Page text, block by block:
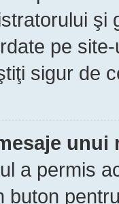
şi
pe
sigur de
unui
a permis
buton